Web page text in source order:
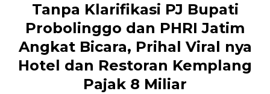
Tanpa Klarifikasi PJ Bupati
Probolinggo dan PHRI Jatim
Angkat Bicara, Prihal Viral nya
Hotel dan Restoran Kemplang
Pajak 8 Miliar